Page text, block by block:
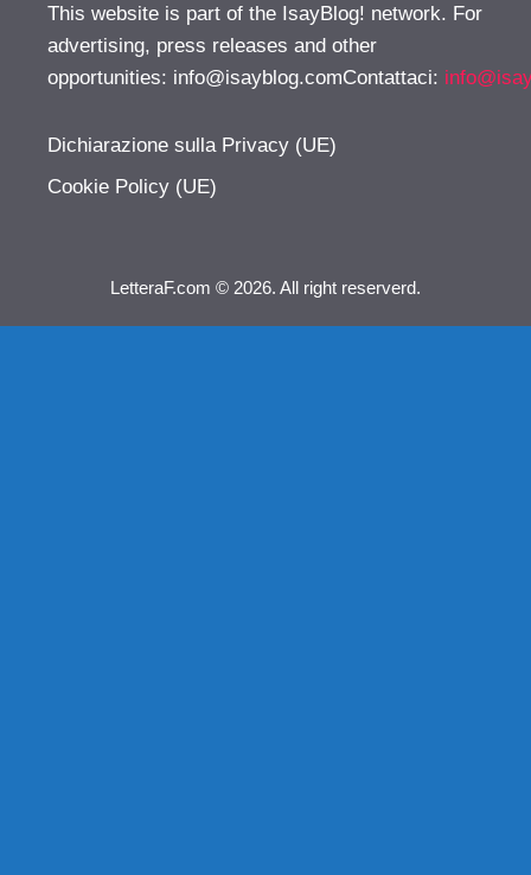
This website is part of the IsayBlog! network. For
advertising, press releases and other
opportunities: info@isayblog.comContattaci:
Dichiarazione sulla Privacy (UE)
Cookie Policy (UE)
LetteraF.com © 2026. All right reserverd.